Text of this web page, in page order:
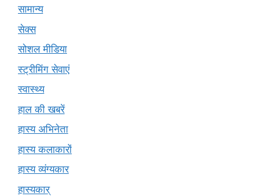
सामान्य
सेक्स
सोशल मीडिया
स्ट्रीमिंग सेवाएं
स्वास्थ्य
हाल की खबरें
हास्य अभिनेता
हास्य कलाकारों
हास्य व्यंग्यकार
हास्यकार्